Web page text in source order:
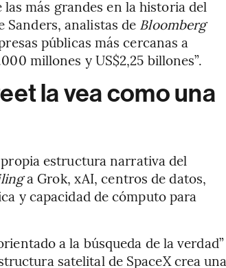
más grandes en la historia del
Sanders, analistas de Bloomberg
públicas más cercanas a
millones y US$2,25 billones”.
la vea como una
estructura narrativa del
a Grok, xAI, centros de datos,
y capacidad de cómputo para
a la búsqueda de la verdad”
satelital de SpaceX crea una